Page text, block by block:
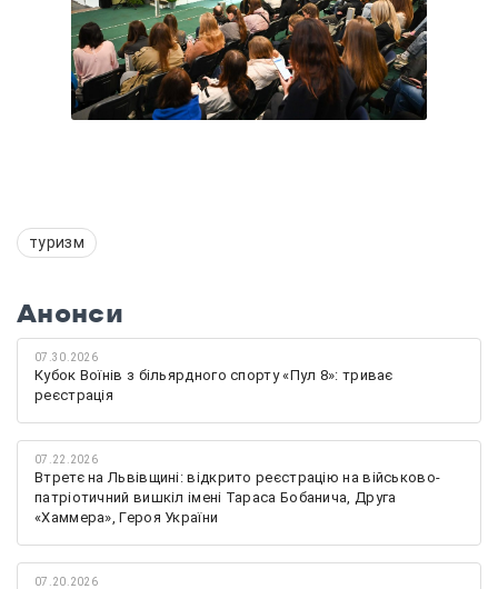
туризм
Анонси
07.30.2026
Кубок Воїнів з більярдного спорту «Пул 8»: триває
реєстрація
07.22.2026
Втретє на Львівщині: відкрито реєстрацію на військово-
патріотичний вишкіл імені Тараса Бобанича, Друга
«Хаммера», Героя України
07.20.2026